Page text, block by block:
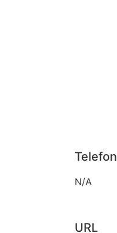
Telefon
N/A
URL